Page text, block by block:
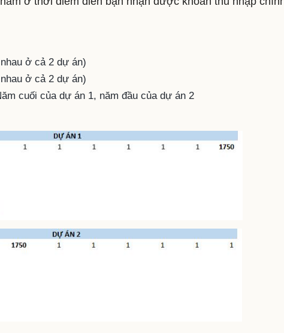
ở cả 2 dự án)
ở cả 2 dự án)
cuối của dự án 1, năm đầu của dự án 2